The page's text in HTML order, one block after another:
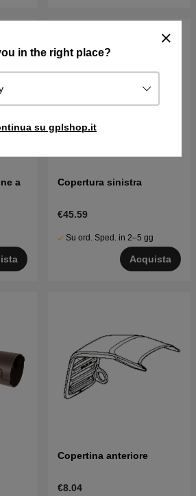
in the right place?
su gplshop.it
a
Copertura sinistra
€45.59
Su ord. Sped. in 2–5 gg
Acquista
Copertina anteriore
€8.04